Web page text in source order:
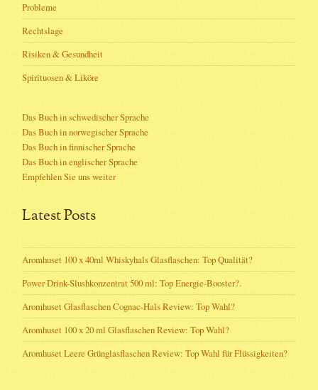
Probleme
Rechtslage
Risiken & Gesundheit
Spirituosen & Liköre
Das Buch in schwedischer Sprache
Das Buch in norwegischer Sprache
Das Buch in finnischer Sprache
Das Buch in englischer Sprache
Empfehlen Sie uns weiter
Latest Posts
Aromhuset 100 x 40ml Whiskyhals Glasflaschen: Top Qualität?
Power Drink-Slushkonzentrat 500 ml: Top Energie-Booster?.
Aromhuset Glasflaschen Cognac-Hals Review: Top Wahl?
Aromhuset 100 x 20 ml Glasflaschen Review: Top Wahl?
Aromhuset Leere Grünglasflaschen Review: Top Wahl für Flüssigkeiten?